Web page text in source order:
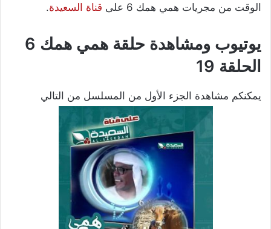
الوقت من مجريات همي همك 6 على
قناة السعيدة.
يوتيوب ومشاهدة حلقة همي همك 6
الحلقة 19
يمكنكم مشاهدة الجزء الأول من المسلسل من التالي